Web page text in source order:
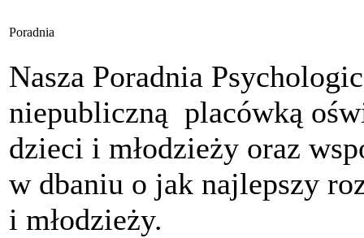
Poradnia
Nasza Poradnia
niepubliczną placówką
dzieci i młodzieży oraz
w dbaniu o jak najlepszy
i młodzieży.